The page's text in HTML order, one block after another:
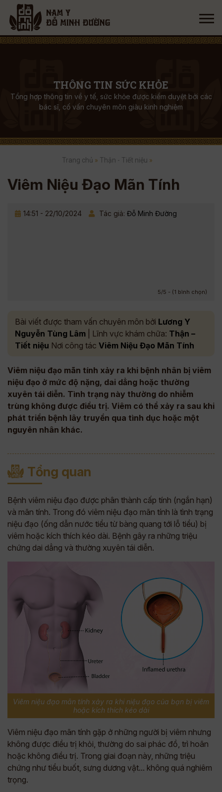
THÔNG TIN SỨC KHỎE
Tổng hợp thông tin về y tế, sức khỏe được kiểm duyệt bởi các
bác sĩ, cố vấn chuyên môn giàu kinh nghiệm
Trang chủ » Thận - Tiết niệu »
Viêm Niệu Đạo Mãn Tính
14:51 - 22/10/2024 Tác giả: Đỗ Minh Đường
5/5 - (1 bình chọn)
Bài viết được tham vấn chuyên môn bởi Lương Y
Nguyễn Tùng Lâm | Lĩnh vực khám chữa: Thận –
Tiết niệu Nơi công tác Viêm Niệu Đạo Mãn Tính
Viêm niệu đạo mãn tính xảy ra khi bệnh nhân bị viêm
niệu đạo ở mức độ nặng, dai dẳng hoặc thường
xuyên tái diễn. Tình trạng này thường do nhiễm
trùng không được điều trị. Viêm có thể xảy ra sau khi
phát triển bệnh lây truyền qua tình dục hoặc một
nguyên nhân khác.
Tổng quan
Bệnh viêm niệu đạo được phân thành cấp tính (ngắn hạn)
và mãn tính. Trong đó viêm niệu đạo mãn tính là tình trạng
niệu đạo (ống dẫn nước tiểu từ bàng quang tới lỗ tiểu) bị
viêm hoặc kích thích kéo dài. Bệnh gây ra những triệu
chứng dai dẳng và thường xuyên tái diễn.
Viêm niệu đạo mãn tính xảy ra khi niệu đạo của bạn bị viêm
hoặc kích thích kéo dài
Viêm niệu đạo mãn tính gặp ở những người bị viêm nhưng
không được điều trị khỏi, thường do sai phác đồ, trì hoãn
hoặc không điều trị. Trong giai đoạn này, những triệu
chứng như tiểu buốt, sưng dương vật... không quá nghiêm
trọng.